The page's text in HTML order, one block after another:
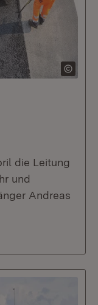
die Leitung
und
Andreas